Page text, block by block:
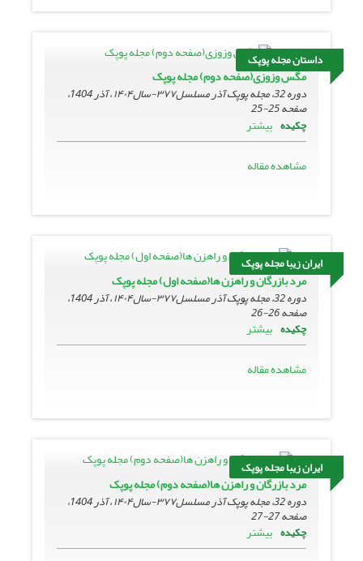
داستان مجله پوپک
مگس وزوزی(صفحه دوم) مجله پوپک
دوره 32، مجله پوپک آذر مسلسل۳۷۷-سال۱۴۰۴ ، آذر 1404،
صفحه25-25
چکیده بیشتر
مشاهده مقاله
ایران زیبا مجله پوپک
مرد بازرگان و راهزن ها(صفحه اول) مجله پوپک
دوره 32، مجله پوپک آذر مسلسل۳۷۷-سال۱۴۰۴ ، آذر 1404،
صفحه26-26
چکیده بیشتر
مشاهده مقاله
ایران زیبا مجله پوپک
مرد بازرگان و راهزن ها(صفحه دوم) مجله پوپک
دوره 32، مجله پوپک آذر مسلسل۳۷۷-سال۱۴۰۴ ، آذر 1404،
صفحه27-27
چکیده بیشتر